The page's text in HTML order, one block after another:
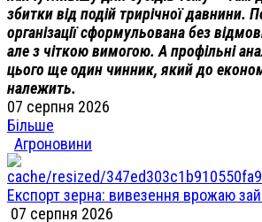
збитки від подій трирічної давнини.
організації сформульована без
але з чіткою вимогою. А профільні
цього ще один чинник, який до
належить.
07 серпня 2026
Більше
Агроновини
Експорт зерна: вивезення врожаю
07 серпня 2026